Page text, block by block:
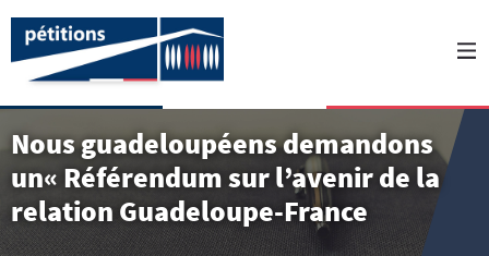
Nous guadeloupéens demandons
un« Référendum sur l’avenir de la
relation Guadeloupe-France